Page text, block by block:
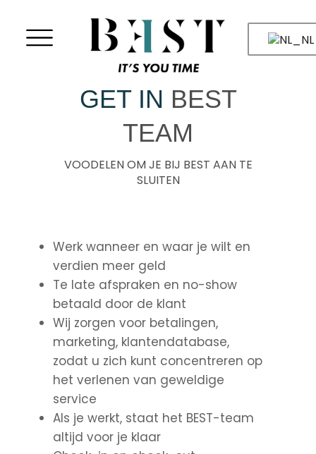
GET IN BEST
TEAM
VOODELEN OM JE BIJ BEST AAN TE
SLUITEN
Werk wanneer en waar je wilt en
verdien meer geld
Te late afspraken en no-show
betaald door de klant
Wij zorgen voor betalingen,
marketing, klantendatabase,
zodat u zich kunt concentreren op
het verlenen van geweldige
service
Als je werkt, staat het BEST-team
altijd voor je klaar